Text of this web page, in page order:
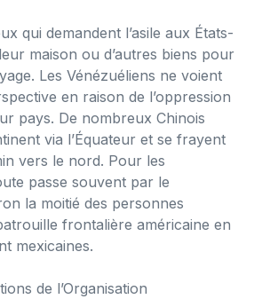
qui demandent l’asile aux États-
maison ou d’autres biens pour
Les Vénézuéliens ne voient
en raison de l’oppression
pays. De nombreux Chinois
via l’Équateur et se frayent
vers le nord. Pour les
passe souvent par le
la moitié des personnes
frontalière américaine en
mexicaines.
de l’Organisation